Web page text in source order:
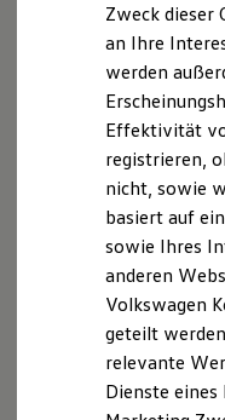
Laden
Laden
Laden
Batterie
Garantie
Kosten und
E-Auto-
Software und
Die ID.
ID.
Digitale
Heute fühlen sich
in der dritten
Familientradition
Tradition und
das einst mit der
Anfang nahm,
heute fünf
Autofamilie. Die
Automobilverbund
als ihre Aufgabe
zuverlässiger
Verkauf,
Zweck dieser
an Ihre
werden
Effektivität
registrieren,
nicht, sowie
basiert auf
sowie Ihres
anderen
Volkswagen
geteilt
relevante
Dienste